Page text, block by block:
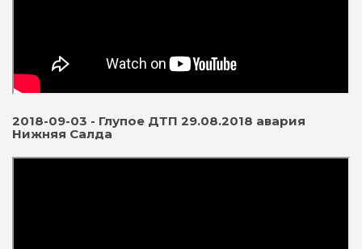
2018-09-03 - Глупое ДТП 29.08.2018 авария
Нижняя Салда